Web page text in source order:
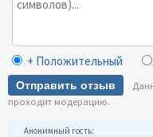
+ Положительный
Отправить отзыв
проходит модерацию.